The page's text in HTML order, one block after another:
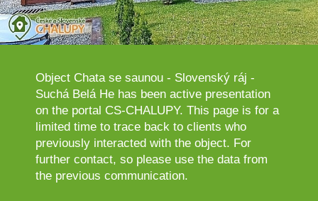
Object Chata se saunou - Slovenský ráj -
Suchá Belá He has been active presentation
on the portal CS-CHALUPY. This page is for a
limited time to trace back to clients who
previously interacted with the object. For
further contact, so please use the data from
the previous communication.